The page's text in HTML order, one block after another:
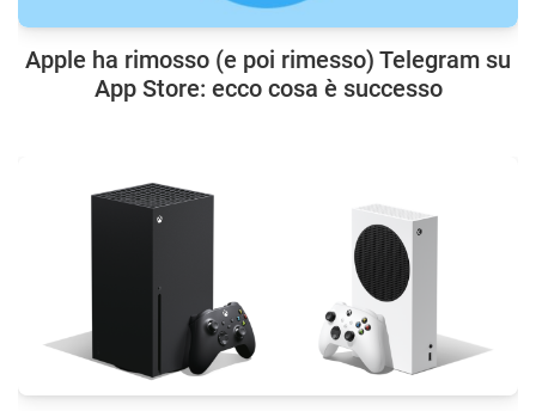
Apple ha rimosso (e poi rimesso) Telegram su
App Store: ecco cosa è successo